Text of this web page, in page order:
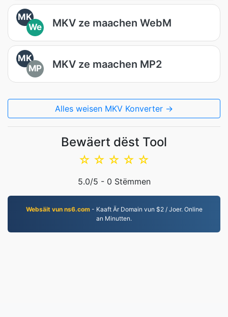
MK
We
MKV ze maachen WebM
MK
MP
MKV ze maachen MP2
Alles weisen MKV Konverter →
Bewäert dëst Tool
☆
☆
☆
☆
☆
5.0/5 - 0 Stëmmen
Websäit vun ns6.com- Kaaft Är Domain vun $2 / Joer. Online
an Minutten.